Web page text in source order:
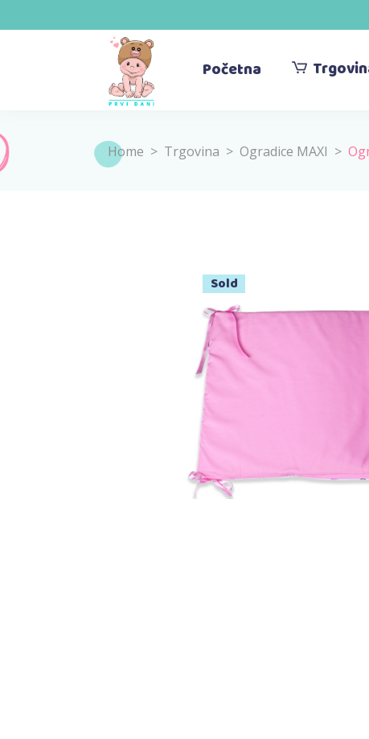
Početna
Home > Trgovina > Ogradice MAXI >
Sold